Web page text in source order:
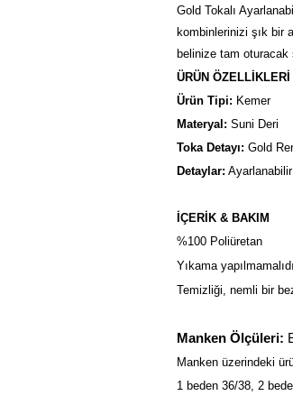
Gold Tokalı
kombinlerinizi şık bir
belinize tam oturacak
ÜRÜN ÖZELLİKLERİ
Ürün Tipi: Kemer
Materyal: Suni Deri
Toka Detayı: Gold
Detaylar: Ayarlanabilir
İÇERİK & BAKIM
%100 Poliüretan
Yıkama
Temizliği, nemli bir
Manken Ölçüleri:
Manken üzerindeki
1 beden 36/38, 2